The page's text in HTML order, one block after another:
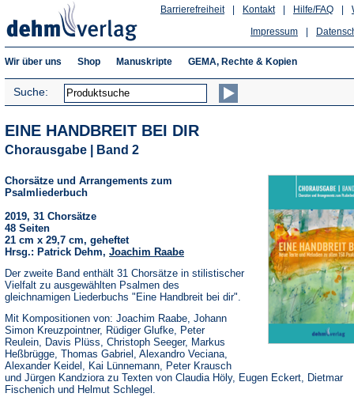
Hilfe/FAQ
Kontakt
Barrierefreiheit
Impressum
Wir über uns Shop Manuskripte GEMA, Rechte & Kopien
Suche:
EINE HANDBREIT BEI DIR
Chorausgabe | Band 2
Chorsätze und Arrangements zum
Psalmliederbuch
2019, 31 Chorsätze
48 Seiten
21 cm x 29,7 cm, geheftet
Hrsg.: Patrick Dehm, Joachim Raabe
Der zweite Band enthält 31 Chorsätze in stilistischer
Vielfalt zu ausgewählten Psalmen des
gleichnamigen Liederbuchs "Eine Handbreit bei dir".
Mit Kompositionen von: Joachim Raabe, Johann
Simon Kreuzpointner, Rüdiger Glufke, Peter
Reulein, Davis Plüss, Christoph Seeger, Markus
Heßbrügge, Thomas Gabriel, Alexandro Veciana,
Alexander Keidel, Kai Lünnemann, Peter Krausch
und Jürgen Kandziora zu Texten von Claudia Höly, Eugen Eckert, Dietmar
Fischenich und Helmut Schlegel.